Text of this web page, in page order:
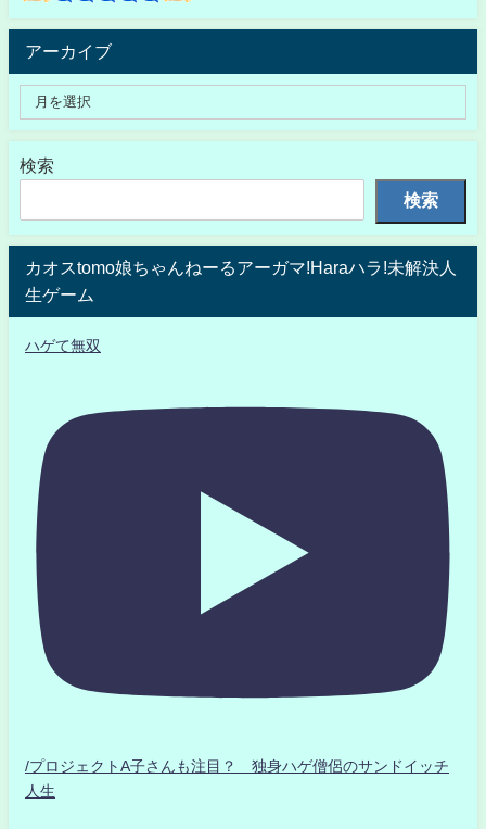
アーカイブ
検索
検索
カオスtomo娘ちゃんねーるアーガマ!Haraハラ!未解決人
生ゲーム
ハゲて無双
/プロジェクトA子さんも注目？ 独身ハゲ僧侶のサンドイッチ
人生